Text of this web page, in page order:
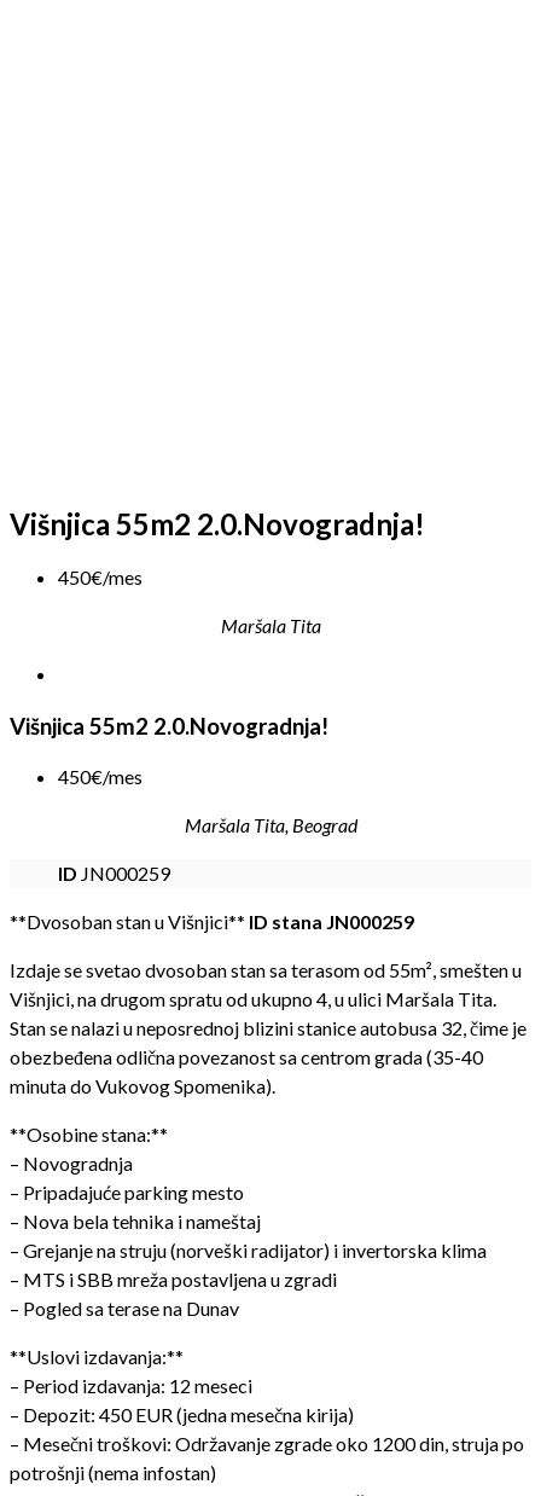
Višnjica 55m2 2.0.Novogradnja!
450€/mes
Maršala Tita
Višnjica 55m2 2.0.Novogradnja!
450€/mes
Maršala Tita, Beograd
ID JN000259
**Dvosoban stan u Višnjici** ID stana JN000259
Izdaje se svetao dvosoban stan sa terasom od 55m², smešten u
Višnjici, na drugom spratu od ukupno 4, u ulici Maršala Tita.
Stan se nalazi u neposrednoj blizini stanice autobusa 32, čime je
obezbeđena odlična povezanost sa centrom grada (35-40
minuta do Vukovog Spomenika).
**Osobine stana:**
– Novogradnja
– Pripadajuće parking mesto
– Nova bela tehnika i nameštaj
– Grejanje na struju (norveški radijator) i invertorska klima
– MTS i SBB mreža postavljena u zgradi
– Pogled sa terase na Dunav
**Uslovi izdavanja:**
– Period izdavanja: 12 meseci
– Depozit: 450 EUR (jedna mesečna kirija)
– Mesečni troškovi: Održavanje zgrade oko 1200 din, struja po
potrošnji (nema infostan)